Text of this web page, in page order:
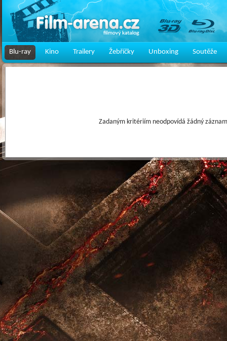
Blu-ray Kino Trailery Žebříčky Unboxing Soutěže
Zadaným kritériím neodpovídá žádný